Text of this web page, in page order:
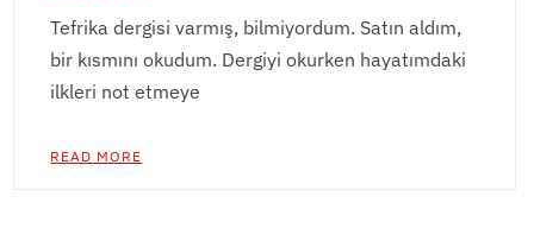
Tefrika dergisi varmış, bilmiyordum. Satın aldım,
bir kısmını okudum. Dergiyi okurken hayatımdaki
ilkleri not etmeye
READ MORE